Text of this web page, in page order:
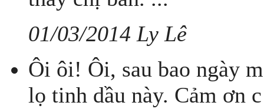
01/03/2014 Ly Lê
Ôi ôi! Ôi, sau bao ngày
lọ tinh dầu này. Cảm ơn